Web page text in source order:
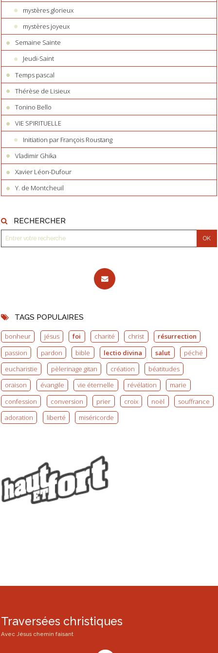
mystères glorieux
mystères joyeux
Semaine Sainte
Jeudi-Saint
Temps pascal
Thérèse de Lisieux
Tonino Bello
VIE SPIRITUELLE
Initiation par François Roustang
Vladimir Ghika
Xavier Léon-Dufour
Y. de Montcheuil
RECHERCHER
TAGS POPULAIRES
bonheur jésus foi charité christ
résurrection
passion
pardon bible lectio divina salut
péché
eucharistie
pèlerinage gitan création
béatitudes
oraison
évangile vie éternelle révélation
marie
confession
conversion prier croix noël
souffrance
adoration
liberté miséricorde
Traversées christiques
Avec Jésus chemin faisant